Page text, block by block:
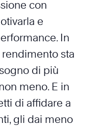
con
e
In
sta
di più
meno. E in
di affidare a
gli dai meno